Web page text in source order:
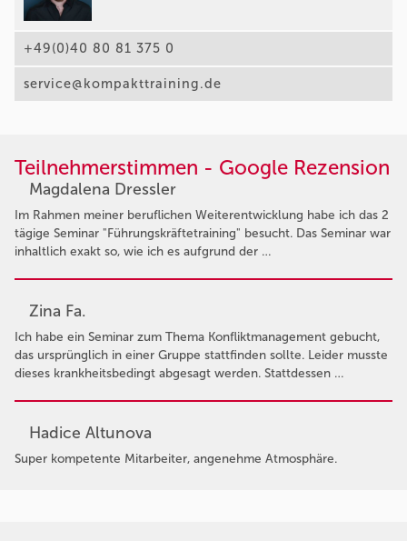
+49(0)40 80 81 375 0
service@kompakttraining.de
Teilnehmerstimmen - Google Rezension
Magdalena Dressler
Im Rahmen meiner beruflichen Weiterentwicklung habe ich das 2
tägige Seminar "Führungskräftetraining" besucht. Das Seminar war
inhaltlich exakt so, wie ich es aufgrund der …
Zina Fa.
Ich habe ein Seminar zum Thema Konfliktmanagement gebucht,
das ursprünglich in einer Gruppe stattfinden sollte. Leider musste
dieses krankheitsbedingt abgesagt werden. Stattdessen …
Hadice Altunova
Super kompetente Mitarbeiter, angenehme Atmosphäre.